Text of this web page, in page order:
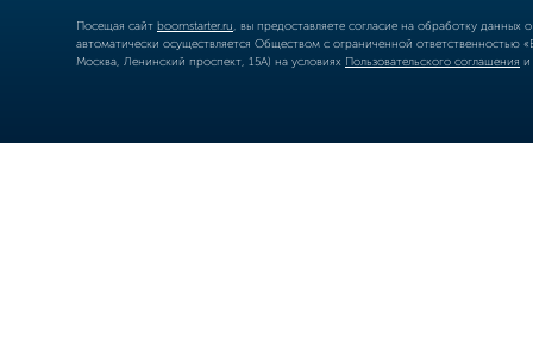
Посещая сайт boomstarter.ru , вы предоставляете согласие на обработку
автоматически осуществляется Обществом с ограниченной
Москва, Ленинский проспект, 15А) на условиях Пользовательского соглашения и